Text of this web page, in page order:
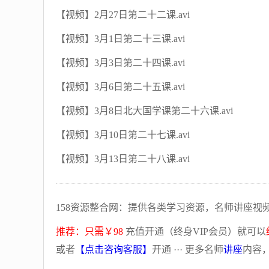
【视频】2月27日第二十二课.avi
【视频】3月1日第二十三课.avi
【视频】3月3日第二十四课.avi
【视频】3月6日第二十五课.avi
【视频】3月8日北大国学课第二十六课.avi
【视频】3月10日第二十七课.avi
【视频】3月13日第二十八课.avi
158资源整合网：提供各类学习资源，名师讲座视
推荐：只需￥98 充值开通（终身VIP会员）就可以
或者 【点击咨询客服】 开通 ··· 更多名师讲座内容